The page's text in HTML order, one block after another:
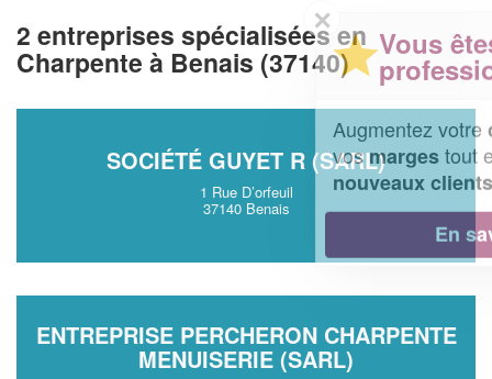
2 entreprises spécialisées en
Charpente à Benais (37140)
SOCIÉTÉ GUYET R (SARL)
1 Rue D’orfeuil
37140 Benais
ENTREPRISE PERCHERON CHARPENTE
MENUISERIE (SARL)
✕
Vous êtes un
professionnel ?
chiffre d'affaireset
vosmargestout en gagnant de
nouveaux clients